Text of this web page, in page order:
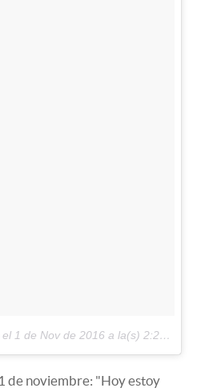
el 1 de Nov de 2016 a la(s) 2:29 PDT
de noviembre: "Hoy estoy